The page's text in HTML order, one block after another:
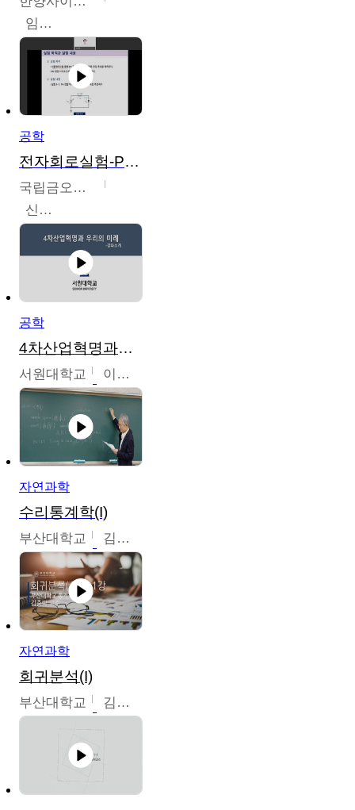
임동균
공학
전자회로실험-PSPICE 시뮬레이션
국립금오공과대학교
신경욱
공학
4차산업혁명과우리의미래
서원대학교 이병권
자연과학
수리통계학(I)
부산대학교 김충락
자연과학
회귀분석(I)
부산대학교 김충락